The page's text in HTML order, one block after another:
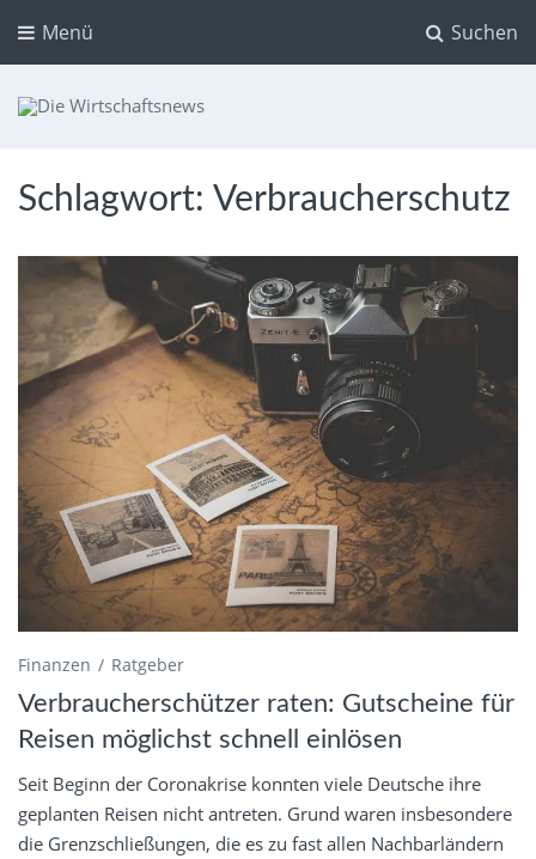
Suchen
Menü
Schlagwort: Verbraucherschutz
Finanzen Ratgeber
Verbraucherschützer raten: Gutscheine für
Reisen möglichst schnell einlösen
Seit Beginn der Coronakrise konnten viele Deutsche ihre
geplanten Reisen nicht antreten. Grund waren insbesondere
die Grenzschließungen, die es zu fast allen Nachbarländern